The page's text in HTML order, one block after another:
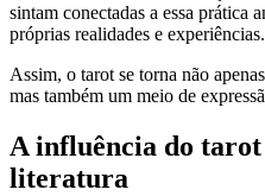
sintam conectadas a essa prática
próprias realidades e experiências.
Assim, o tarot se torna não
mas também um meio de
A influência do tarot
literatura